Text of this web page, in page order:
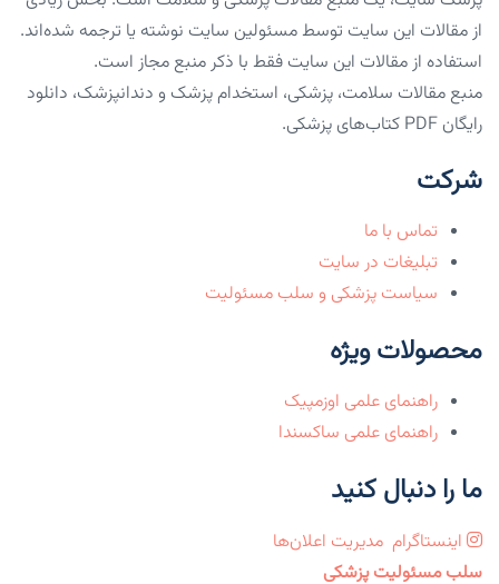
از مقالات این سایت توسط مسئولین سایت نوشته یا ترجمه شده‌اند.
استفاده از مقالات این سایت فقط با ذکر منبع مجاز است.
منبع مقالات سلامت، پزشکی، استخدام پزشک و دندانپزشک، دانلود
رایگان PDF کتاب‌های پزشکی.
شرکت
تماس با ما
تبلیغات در سایت
سیاست پزشکی و سلب مسئولیت
محصولات ویژه
راهنمای علمی اوزمپیک
راهنمای علمی ساکسندا
ما را دنبال کنید
اینستاگرام مدیریت اعلان‌ها
سلب مسئولیت پزشکی